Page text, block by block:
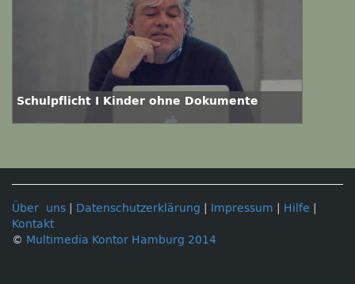
Schulpflicht I Kinder ohne Dokumente
Über uns Datenschutzerklärung Impressum Hilfe
Kontakt
© Multimedia Kontor Hamburg 2014